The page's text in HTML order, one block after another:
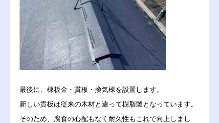
最後に、棟板金・貫板・換気棟を設置します。
新しい貫板は従来の木材と違って樹脂製となっています。
そのため、腐食の心配もなく耐久性もこれで向上しまし